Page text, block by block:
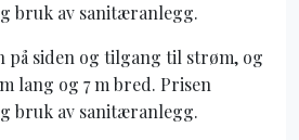
bruk av sanitæranlegg.
på siden og tilgang til strøm, og
lang og 7 m bred. Prisen
bruk av sanitæranlegg.